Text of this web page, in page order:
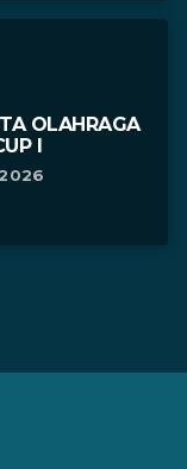
OLAHRAGA
I